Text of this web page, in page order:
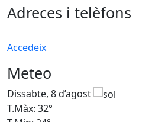
Adreces i telèfons
Accedeix
Meteo
Dissabte, 8 d’agost
T.Màx: 32°